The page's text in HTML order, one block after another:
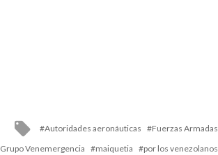
Tagged
Autoridades aeronáuticas
Fuerzas Armadas
Grupo Venemergencia
maiquetia
por los venezolanos